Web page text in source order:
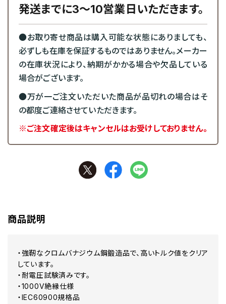
発送までに3～10営業日いただきます。
●お取り寄せ商品は購入可能な状態にありましても、
必ずしも在庫を保証するものではありません。メーカー
の在庫状況により、納期がかかる場合や欠品している
場合がございます。
●万が一ご注文いただいた商品が品切れの場合はそ
の都度ご連絡させていただきます。
※ご注文確定後はキャンセルはお受けしておりません。
商品説明
・強靭なクロムバナジウム鋼鍛造品で、高いトルク値をクリア
しています。
・耐電圧試験済みです。
・1000V絶縁仕様
・IEC60900規格品